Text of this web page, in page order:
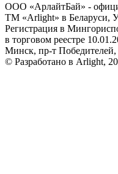
ООО «АрлайтБай» -
ТМ «Arlight» в Беларуси,
Регистрация в
в торговом реестре
Минск, пр-т Победителей,
© Разработано в Arlight,